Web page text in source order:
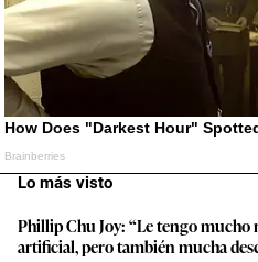
Lo más visto
Phillip Chu Joy: “Le tengo mucho
artificial, pero también mucha